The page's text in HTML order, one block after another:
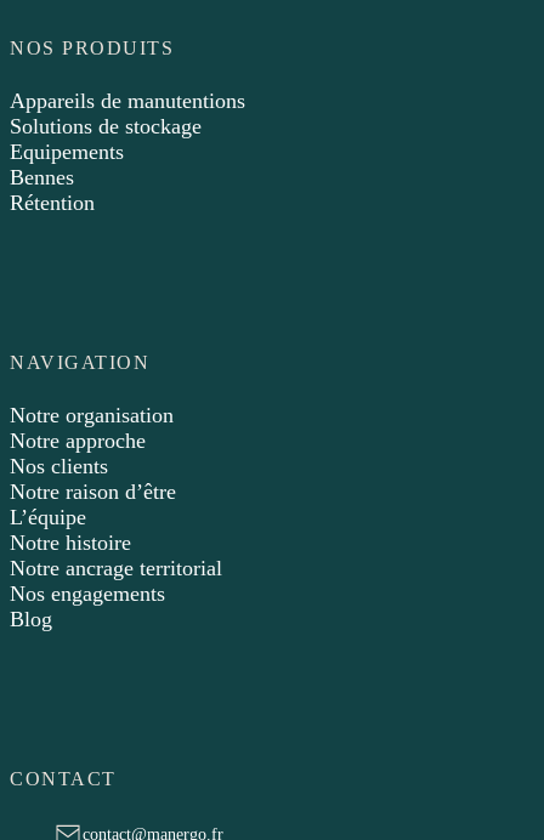
NOS PRODUITS
Appareils de manutentions
Solutions de stockage
Equipements
Bennes
Rétention
NAVIGATION
Notre organisation
Notre approche
Nos clients
Notre raison d’être
L’équipe
Notre histoire
Notre ancrage territorial
Nos engagements
Blog
CONTACT
contact@manergo.fr